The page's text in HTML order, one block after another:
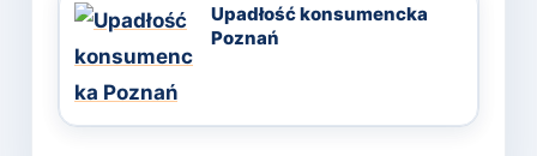
Upadłość konsumencka
Poznań